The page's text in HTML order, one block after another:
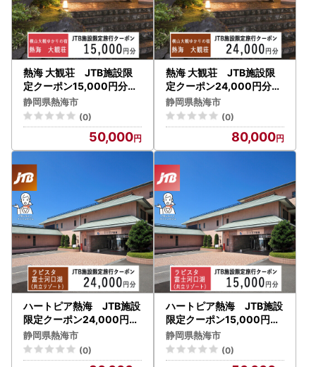
熱海 大観荘 JTB施設限
定クーポン15,000円分（
JTBふるさとトラベルコン
シェルジュでのご予約限定
）
静岡県熱海市
(0)
50,000
熱海 大観荘 JTB施設限
定クーポン24,000円分（
JTBふるさとトラベルコン
シェルジュでのご予約限定
）
静岡県熱海市
(0)
80,000
ハートピア熱海 JTB施設
限定クーポン24,000円分
（JTBふるさとトラベルコ
ンシェルジュでのご予約限
定）
静岡県熱海市
(0)
ハートピア熱海 JTB施設
限定クーポン15,000円分
（JTBふるさとトラベルコ
ンシェルジュでのご予約限
定）
静岡県熱海市
(0)